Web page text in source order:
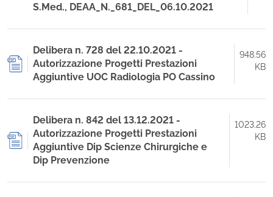
S.Med., DEAA_N._681_DEL_06.10.2021
Delibera n. 728 del 22.10.2021 -
Autorizzazione Progetti Prestazioni
Aggiuntive UOC Radiologia PO Cassino
948.56
KB
Delibera n. 842 del 13.12.2021 -
Autorizzazione Progetti Prestazioni
Aggiuntive Dip Scienze Chirurgiche e
Dip Prevenzione
1023.26
KB